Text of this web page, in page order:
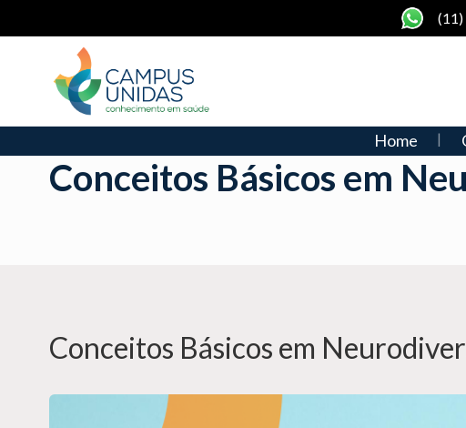
Home
Conceitos Básicos em
Conceitos Básicos em